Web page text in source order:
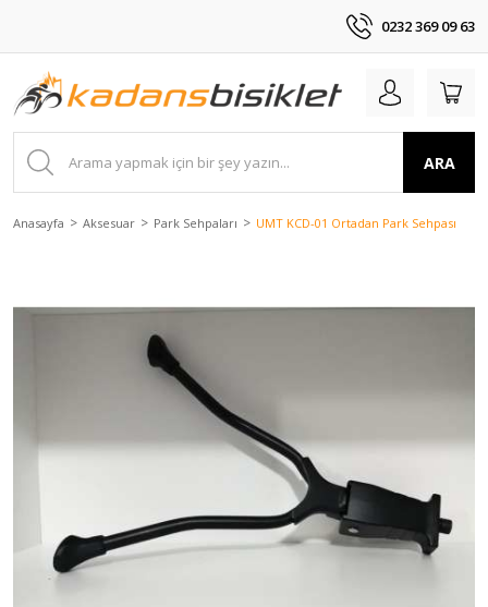
0232 369 09 63
ARA
Anasayfa Aksesuar Park Sehpaları UMT KCD-01 Ortadan Park Sehpası